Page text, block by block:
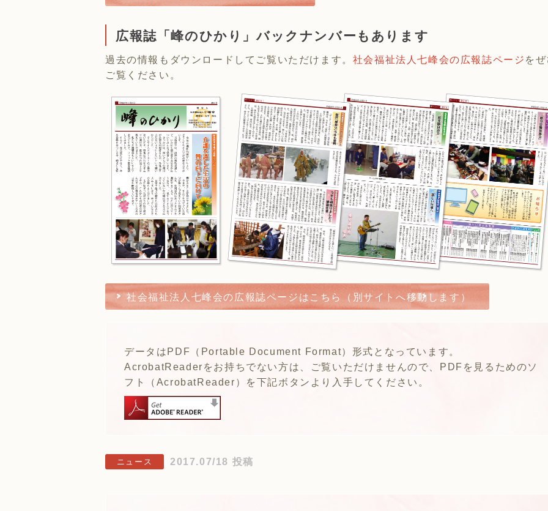
広報誌「峰のひかり」バックナンバーもあります
過去の情報もダウンロードしてご覧いただけます。 社会福祉法人七峰会の広報誌ページ を
ご覧ください。
社会福祉法人七峰会の広報誌ページはこちら（別サイトへ移動します）
データはPDF（Portable Document Format）形式となっています。
AcrobatReaderをお持ちでない方は、ご覧いただけませんので、PDFを見るためのソ
フト（AcrobatReader）を下記ボタンより入手してください。
ニュース 2017.07/18 投稿